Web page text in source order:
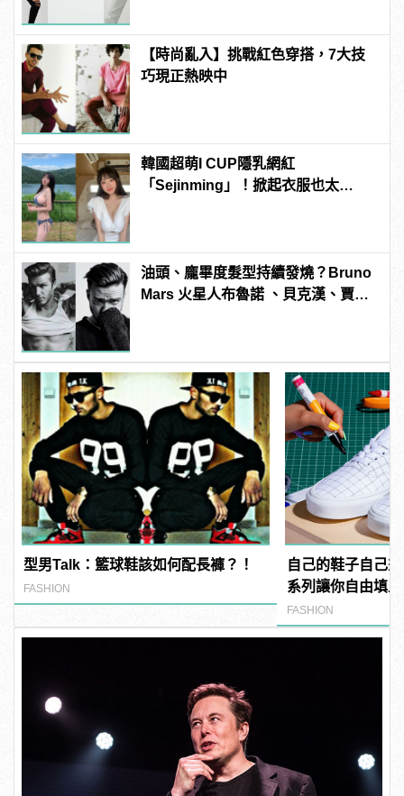
【時尚亂入】挑戰紅色穿搭，7大技
巧現正熱映中
韓國超萌I CUP隱乳網紅
「Sejinming」！掀起衣服也太
油頭、龐畢度髮型持續發燒？Bruno
Mars 火星人布魯諾 、貝克漢、賈斯
型男Talk：籃球鞋該如何配長褲？！
FASHION
自己的鞋子自己
系列讓你自由填
FASHION